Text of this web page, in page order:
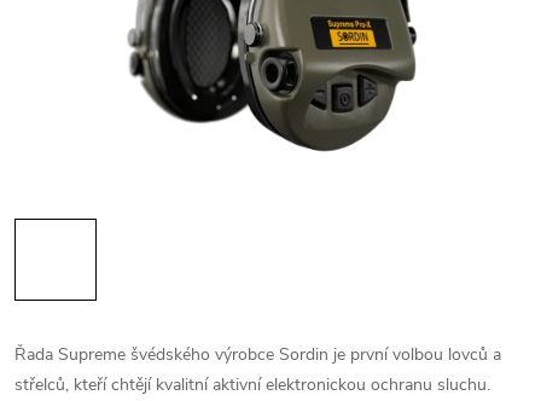
Řada Supreme švédského výrobce Sordin je první volbou lovců a
střelců, kteří chtějí kvalitní aktivní elektronickou ochranu sluchu.